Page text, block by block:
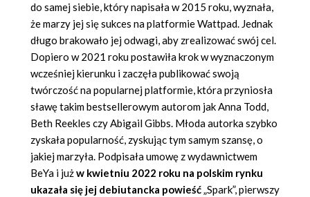
do samej siebie, który napisała w 2015 roku, wyznała,
że marzy jej się sukces na platformie Wattpad. Jednak
długo brakowało jej odwagi, aby zrealizować swój cel.
Dopiero w 2021 roku postawiła krok w wyznaczonym
wcześniej kierunku i zaczęła publikować swoją
twórczość na popularnej platformie, która przyniosła
sławę takim bestsellerowym autorom jak Anna Todd,
Beth Reekles czy Abigail Gibbs. Młoda autorka szybko
zyskała popularność, zyskując tym samym szansę, o
jakiej marzyła. Podpisała umowę z wydawnictwem
BeYa i jużw kwietniu 2022 roku na polskim rynku
ukazała się jej debiutancka powieść„Spark”, pierwszy